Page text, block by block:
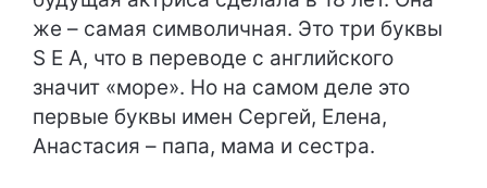
же – самая символичная. Это три буквы
S E A, что в переводе с английского
значит «море». Но на самом деле это
первые буквы имен Сергей, Елена,
Анастасия – папа, мама и сестра.